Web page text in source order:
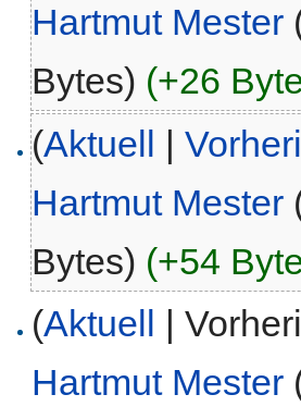
Hartmut Mester
Bytes) (+26
(Aktuell |
Hartmut Mester
Bytes) (+54
(Aktuell |
Hartmut Mester